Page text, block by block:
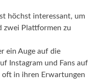
höchst interessant, um
zwei Plattformen zu
ein Auge auf die
Instagram und Fans auf
oft in ihren Erwartungen